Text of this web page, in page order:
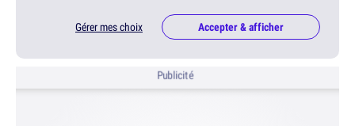
Gérer mes choix Accepter & afficher
Publicité